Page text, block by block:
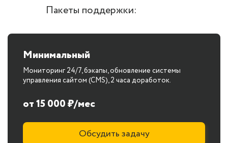
Пакеты поддержки:
Минимальный
Мониторинг 24/7, бэкапы, обновление системы
управления сайтом (CMS), 2 часа доработок.
от 15 000 ₽/мес
Обсудить задачу